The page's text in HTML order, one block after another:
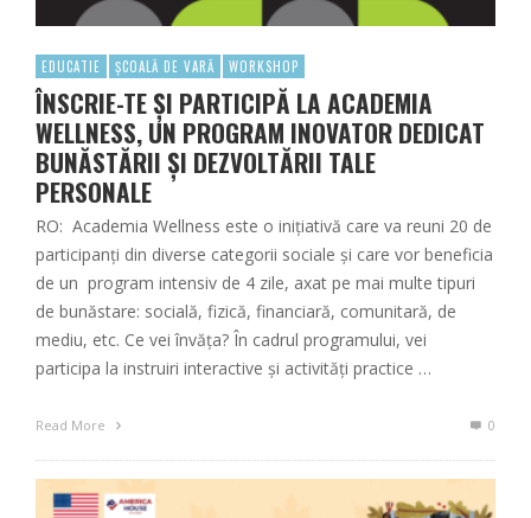
EDUCATIE ȘCOALĂ DE VARĂ WORKSHOP
ÎNSCRIE-TE ȘI PARTICIPĂ LA ACADEMIA
WELLNESS, UN PROGRAM INOVATOR DEDICAT
BUNĂSTĂRII ȘI DEZVOLTĂRII TALE
PERSONALE
RO: Academia Wellness este o inițiativă care va reuni 20 de
participanți din diverse categorii sociale și care vor beneficia
de un program intensiv de 4 zile, axat pe mai multe tipuri
de bunăstare: socială, fizică, financiară, comunitară, de
mediu, etc. Ce vei învăța? În cadrul programului, vei
participa la instruiri interactive și activități practice …
Read More 0